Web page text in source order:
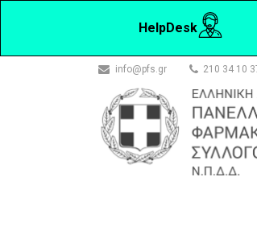
HelpDesk
info@pfs.gr 210 34 10